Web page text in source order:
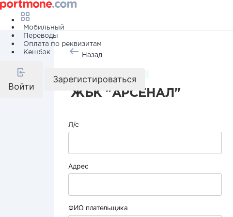
Мобильный
Переводы
Оплата по реквизитам
Кешбэк
Войти
Зарегистироваться
Назад
ЖБК "АРСЕНАЛ"
Л/с
Адрес
ФИО плательщика